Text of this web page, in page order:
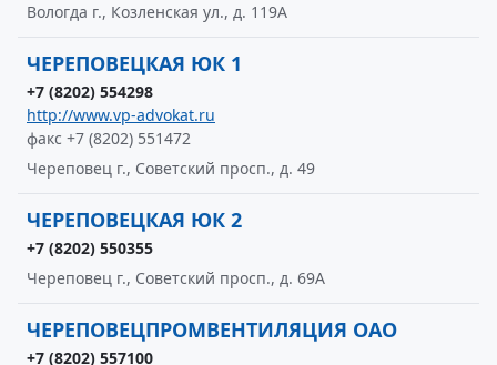
Вологда г., Козленская ул., д. 119А
ЧЕРЕПОВЕЦКАЯ ЮК 1
+7 (8202) 554298
http://www.vp-advokat.ru
факс +7 (8202) 551472
Череповец г., Советский просп., д. 49
ЧЕРЕПОВЕЦКАЯ ЮК 2
+7 (8202) 550355
Череповец г., Советский просп., д. 69А
ЧЕРЕПОВЕЦПРОМВЕНТИЛЯЦИЯ ОАО
+7 (8202) 557100